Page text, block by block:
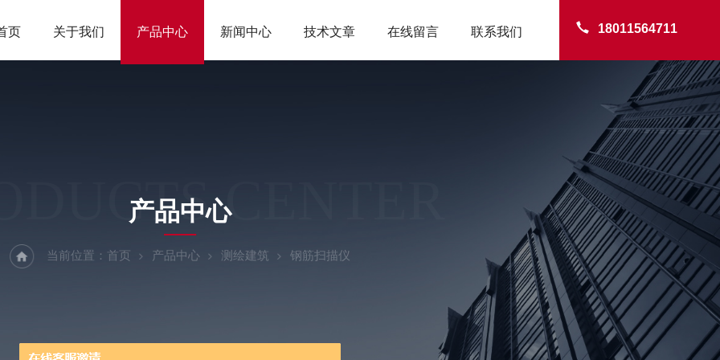
18011564711
页 关于我们 产品中心 新闻中心 技术文章 在线留言 联系我们
CENTER
产品中心
当前位置： 首页 产品中心 测绘建筑 钢筋扫描仪